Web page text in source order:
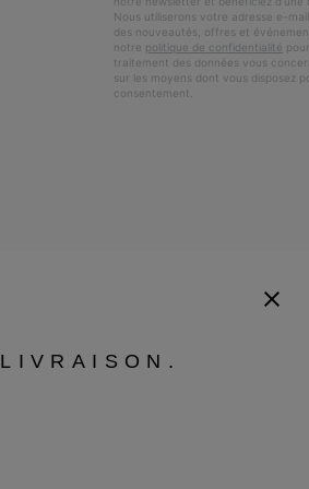
Nous utiliserons votre adresse e-
des nouveautés, offres et
notre politique de confidentialité
traitement des données vous
sur les moyens dont vous disposez
consentement.